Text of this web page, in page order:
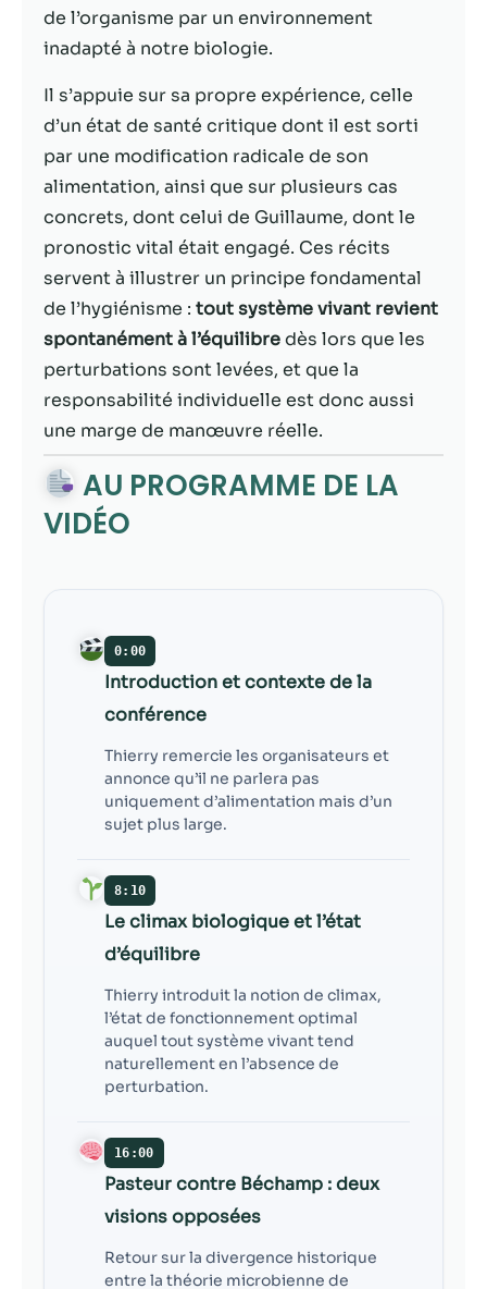
de l’organisme par un environnement
inadapté à notre biologie.
Il s’appuie sur sa propre expérience, celle
d’un état de santé critique dont il est sorti
par une modification radicale de son
alimentation, ainsi que sur plusieurs cas
concrets, dont celui de Guillaume, dont le
pronostic vital était engagé. Ces récits
servent à illustrer un principe fondamental
de l’hygiénisme : tout système vivant revient
spontanément à l’équilibredès lors que les
perturbations sont levées, et que la
responsabilité individuelle est donc aussi
une marge de manœuvre réelle.
AU PROGRAMME DE LA
VIDÉO
0:00
Introduction et contexte de la
conférence
Thierry remercie les organisateurs et
annonce qu’il ne parlera pas
uniquement d’alimentation mais d’un
sujet plus large.
8:10
Le climax biologique et l’état
d’équilibre
Thierry introduit la notion de climax,
l’état de fonctionnement optimal
auquel tout système vivant tend
naturellement en l’absence de
perturbation.
16:00
Pasteur contre Béchamp : deux
visions opposées
Retour sur la divergence historique
entre la théorie microbienne de
En partageant
votre intérêt et
votre
comportement
lorsque vous
visitez notre
site, vous
augmentez les
chances de
voir du
contenu et des
offres
personnalisés.